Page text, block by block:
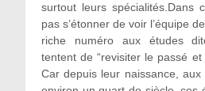
surtout leurs spécialités.Dans
pas s’étonner de voir l’équipe
riche numéro aux études
tentent de “revisiter le passé et
Car depuis leur naissance,